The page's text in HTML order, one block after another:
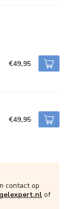
€49,95
€49,95
contact op
of